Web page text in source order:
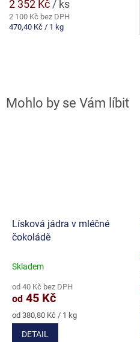
2 352 Kč / ks
2 100 Kč bez DPH
Měrná
470,40 Kč / 1 kg
Lísková jádra v mléčné
čokoládě
Skladem
od 40 Kč bez DPH
od 45 Kč
Měrná
cena:
od 380,80 Kč / 1 kg
DETAIL